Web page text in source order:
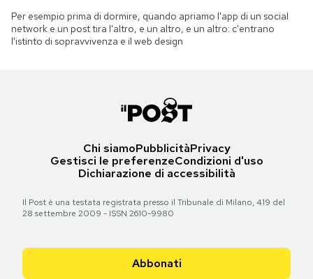
Per esempio prima di dormire, quando apriamo l'app di un social
network e un post tira l'altro, e un altro, e un altro: c'entrano
l'istinto di sopravvivenza e il web design
Chi siamoPubblicitàPrivacy
Gestisci le preferenzeCondizioni d'uso
Dichiarazione di accessibilità
Il Post è una testata registrata presso il Tribunale di Milano, 419 del
28 settembre 2009 - ISSN 2610-9980
Abbonati